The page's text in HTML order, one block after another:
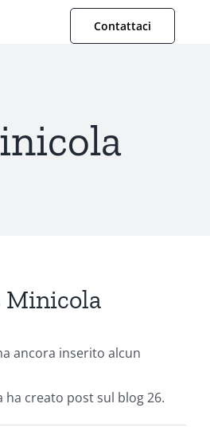
Contattaci
Minicola
ancora inserito alcun
ha creato post sul blog 26.